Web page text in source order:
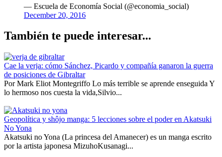
— Escuela de Economía Social (@economia_social)
December 20, 2016
También te puede interesar...
Cae la verja: cómo Sánchez, Picardo y compañía ganaron la guerra
de posiciones de Gibraltar
Por Mark Eliot Montegriffo Lo más terrible se aprende enseguida Y
lo hermoso nos cuesta la vida,Silvio...
Geopolítica y shôjo manga: 5 lecciones sobre el poder en Akatsuki
No Yona
Akatsuki no Yona (La princesa del Amanecer) es un manga escrito
por la artista japonesa MizuhoKusanagi...